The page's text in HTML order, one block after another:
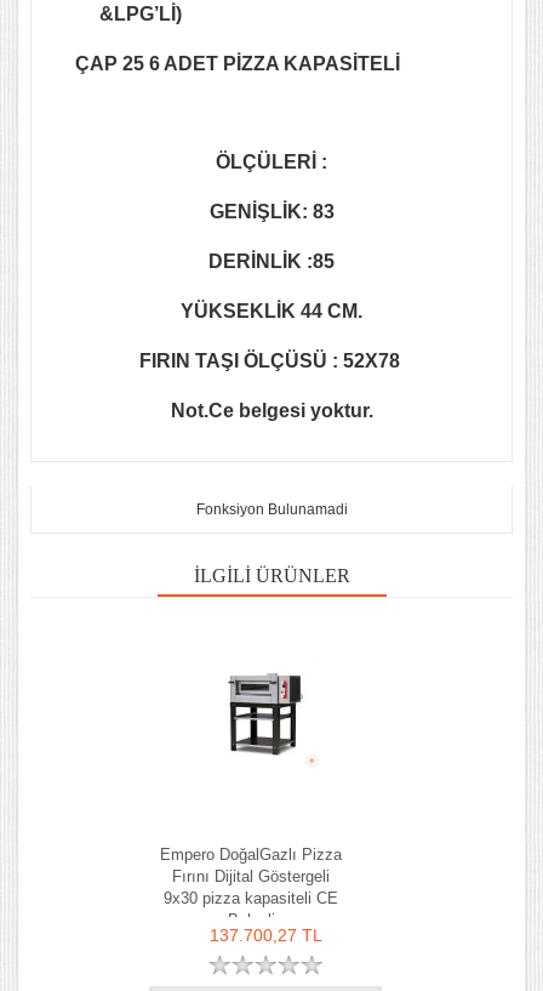
&LPG’Lİ)
ÇAP 25 6 ADET PİZZA KAPASİTELİ
ÖLÇÜLERİ :
GENİŞLİK: 83
DERİNLİK :85
YÜKSEKLİK 44 CM.
FIRIN TAŞI ÖLÇÜSÜ : 52X78
Not.Ce belgesi yoktur.
Fonksiyon Bulunamadi
İLGILI ÜRÜNLER
Empero DoğalGazlı Pizza
Fırını Dijital Göstergeli
9x30 pizza kapasiteli CE
Belgeli
137.700,27 TL